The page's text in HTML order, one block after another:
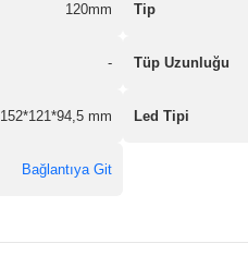
120mm Tip
- Tüp Uzunluğu
152*121*94,5 mm Led Tipi
Bağlantıya Git